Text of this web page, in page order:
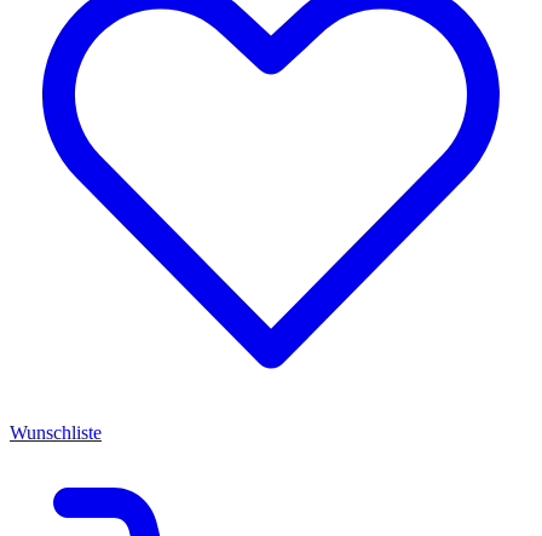
Wunschliste